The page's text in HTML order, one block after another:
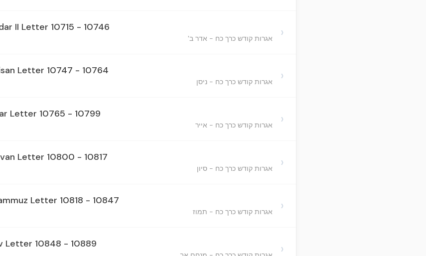
II Letter 10715 - 10746
אגרות קודש כרך כח - אדר ב' ›
Letter 10747 - 10764
אגרות קודש כרך כח - ניסן ›
Letter 10765 - 10799
אגרות קודש כרך כח - אייר ›
Letter 10800 - 10817
אגרות קודש כרך כח - סיון ›
Letter 10818 - 10847
אגרות קודש כרך כח - תמוז ›
Letter 10848 - 10889 ›